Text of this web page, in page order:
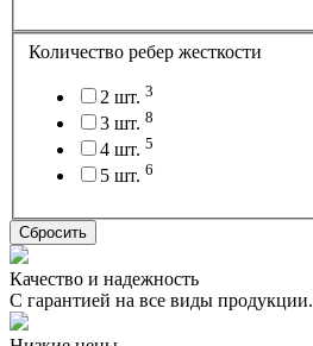
Количество ребер жесткости
2 шт. 3
3 шт. 8
4 шт. 5
5 шт. 6
Сбросить
Качество и надежность
С гарантией на все виды продукции.